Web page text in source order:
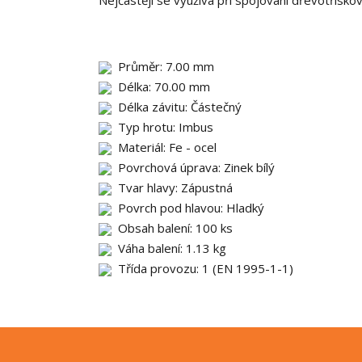
Průměr: 7.00 mm
Délka: 70.00 mm
Délka závitu: Částečný
Typ hrotu: Imbus
Materiál: Fe - ocel
Povrchová úprava: Zinek bílý
Tvar hlavy: Zápustná
Povrch pod hlavou: Hladký
Obsah balení: 100 ks
Váha balení: 1.13 kg
Třída provozu: 1 (EN 1995-1-1)